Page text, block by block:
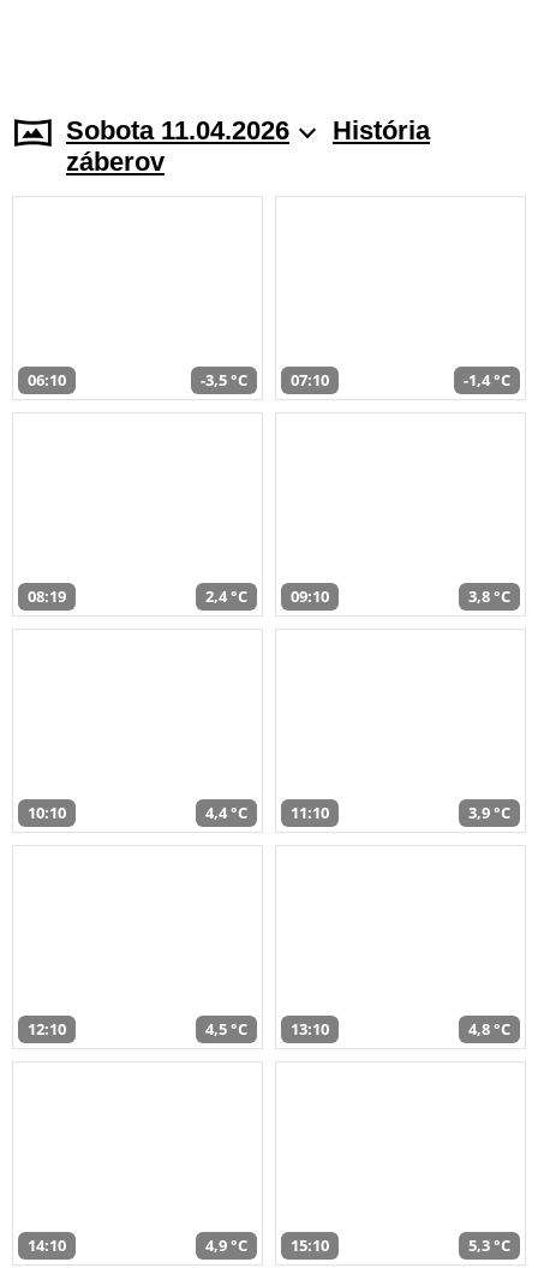
Sobota 11.04.2026
História
záberov
06:10 -3,5 °C 07:10 -1,4 °C
08:19 2,4 °C 09:10 3,8 °C
10:10 4,4 °C 11:10 3,9 °C
12:10 4,5 °C 13:10 4,8 °C
14:10 4,9 °C 15:10 5,3 °C